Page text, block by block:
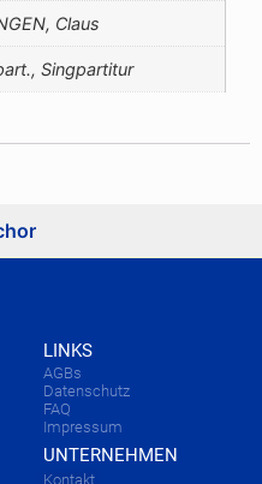
Claus
Singpartitur
LINKS
AGBs
Datenschutz
FAQ
Impressum
UNTERNEHMEN
Kontakt